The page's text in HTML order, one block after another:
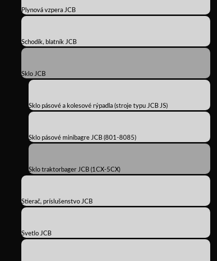
Plynová vzpera JCB
Schodík, blatník JCB
Sklo JCB
Sklo pásové a kolesové rýpadla (stroje typu JCB JS)
Sklo pásové minibagre JCB (801-8085)
Sklo traktorbager JCB (1CX-5CX)
Stierač, príslušenstvo JCB
Svetlo JCB